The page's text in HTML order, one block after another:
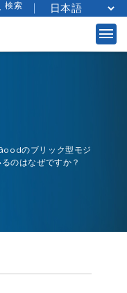
検索
のブリック型モジ
のはなぜですか？